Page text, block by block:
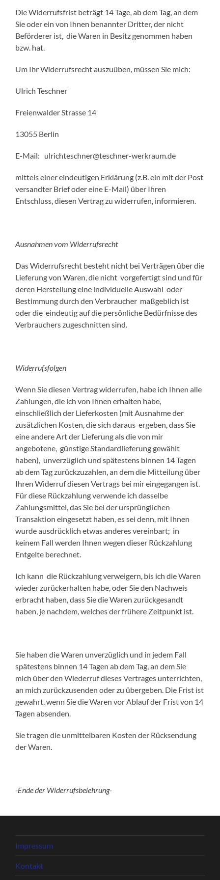
Die Widerrufsfrist beträgt 14 Tage, ab dem Tag, an dem
Sie oder ein von Ihnen benannter Dritter, der nicht
Beförderer ist, die Waren in Besitz genommen haben
bzw. hat.
Um Ihr Widerrufsrecht auszuüben, müssen Sie mich:
Ulrich Teschner
Freienwalder Strasse 14
13055 Berlin
E-Mail: ulrichteschner@teschner-werkraum.de
mittels einer eindeutigen Erklärung (z.B. ein mit der Post
versandter Brief oder eine E-Mail) über Ihren
Entschluss, diesen Vertrag zu widerrufen, informieren.
Ausnahmen vom Widerrufsrecht
Das Widerrufsrecht besteht nicht bei Verträgen über die
Lieferung von Waren, die nicht vorgefertigt sind und für
deren Herstellung eine individuelle Auswahl oder
Bestimmung durch den Verbraucher maßgeblich ist
oder die eindeutig auf die persönliche Bedürfnisse des
Verbrauchers zugeschnitten sind.
Widerrufsfolgen
Wenn Sie diesen Vertrag widerrufen, habe ich Ihnen alle
Zahlungen, die ich von Ihnen erhalten habe,
einschließlich der Lieferkosten (mit Ausnahme der
zusätzlichen Kosten, die sich daraus ergeben, dass Sie
eine andere Art der Lieferung als die von mir
angebotene, günstige Standardlieferung gewählt
haben), unverzüglich und spätestens binnen 14 Tagen
ab dem Tag zurückzuzahlen, an dem die Mitteilung über
Ihren Widerruf diesen Vertrags bei mir eingegangen ist.
Für diese Rückzahlung verwende ich dasselbe
Zahlungsmittel, das Sie bei der ursprünglichen
Transaktion eingesetzt haben, es sei denn, mit Ihnen
wurde ausdrücklich etwas anderes vereinbart; in
keinem Fall werden Ihnen wegen dieser Rückzahlung
Entgelte berechnet.
Ich kann die Rückzahlung verweigern, bis ich die Waren
wieder zurückerhalten habe, oder Sie den Nachweis
erbracht haben, dass Sie die Waren zurückgesandt
haben, je nachdem, welches der frühere Zeitpunkt ist.
Sie haben die Waren unverzüglich und in jedem Fall
spätestens binnen 14 Tagen ab dem Tag, an dem Sie
mich über den Wiederruf dieses Vertrages unterrichten,
an mich zurückzusenden oder zu übergeben. Die Frist ist
gewahrt, wenn Sie die Waren vor Ablauf der Frist von 14
Tagen absenden.
Sie tragen die unmittelbaren Kosten der Rücksendung
der Waren.
-Ende der Widerrufsbelehrung-
Impressum
Kontakt